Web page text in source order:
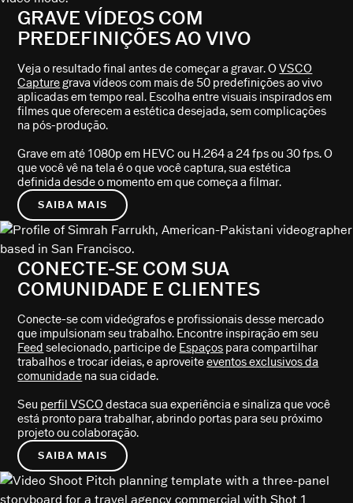
GRAVE VÍDEOS COM
PREDEFINIÇÕES AO VIVO
Veja o resultado final antes de começar a gravar. OVSCO
Capturegrava vídeos com mais de 50 predefinições ao vivo
aplicadas em tempo real. Escolha entre visuais inspirados em
filmes que oferecem a estética desejada, sem complicações
na pós-produção.
Grave em até 1080p em HEVC ou H.264 a 24 fps ou 30 fps. O
que você vê na tela é o que você captura, sua estética
definida desde o momento em que começa a filmar.
SAIBA MAIS
CONECTE-SE COM SUA
COMUNIDADE E CLIENTES
Conecte-se com videógrafos e profissionais desse mercado
que impulsionam seu trabalho. Encontre inspiração em seu
Feed selecionado, participe de Espaços para compartilhar
trabalhos e trocar ideias, e aproveiteeventos exclusivos da
comunidade na sua cidade.
Seu perfil VSCOdestaca sua experiência e sinaliza que você
está pronto para trabalhar, abrindo portas para seu próximo
projeto ou colaboração.
SAIBA MAIS